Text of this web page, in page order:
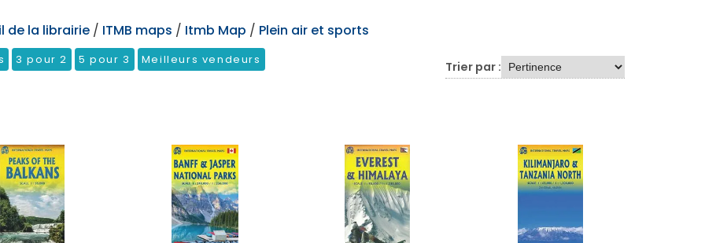
de la librairie / ITMB maps / Itmb Map / Plein air et sports
3 pour 2 5 pour 3 Meilleurs vendeurs Trier par :